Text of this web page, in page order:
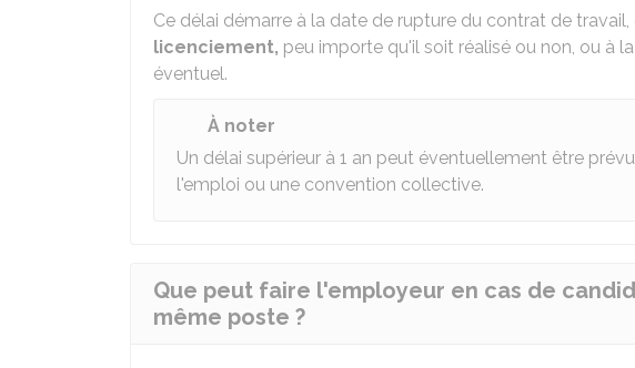
Ce délai démarre à la date de rupture du contrat de
licenciement, peu importe qu'il soit réalisé ou non, ou à la
éventuel.
À noter
Un délai supérieur à 1 an peut éventuellement être
l'emploi ou une convention collective.
Que peut faire l'employeur en cas de
même poste ?